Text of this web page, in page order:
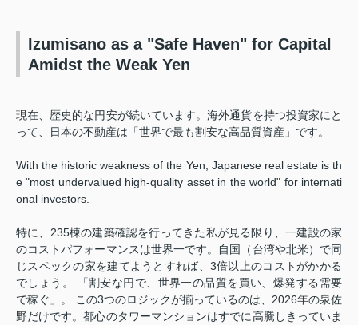
Izumisano as a "Safe Haven" for Capital
Amidst the Weak Yen
現在、歴史的な円安が続いています。海外通貨を持つ投資家にと
って、日本の不動産は「世界で最も割安な高品質資産」です。
With the historic weakness of the Yen, Japanese real estate is th
e "most undervalued high-quality asset in the world" for internati
onal investors.
特に、235棟の建築確認を行ってきた私が見る限り、一建設の家
のコストパフォーマンスは世界一です。自国（台湾や北米）で同
じスペックの家を建てようとすれば、3倍以上のコストがかかる
でしょう。 「割安な円で、世界一の品質を買い、爆発する需要
で稼ぐ」。 この3つのロジックが揃っているのは、2026年の泉佐
野だけです。都心のタワーマンションはすでに高騰しきっていま